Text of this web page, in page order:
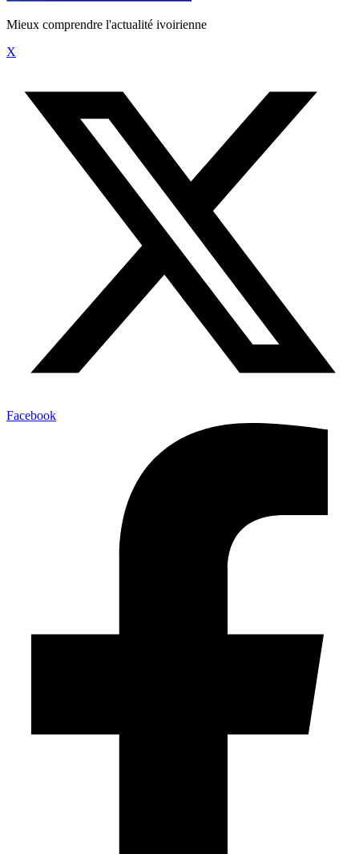
Mieux comprendre l'actualité ivoirienne
X
Facebook